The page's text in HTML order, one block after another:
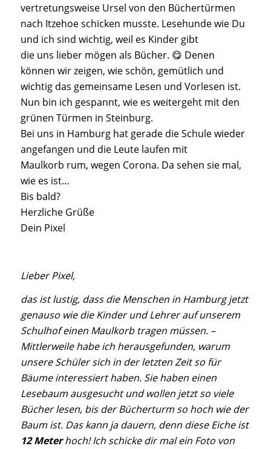
vertretungsweise Ursel von den Büchertürmen
nach Itzehoe schicken musste. Lesehunde wie Du
und ich sind wichtig, weil es Kinder gibt
die uns lieber mögen als Bücher. 😋 Denen
können wir zeigen, wie schön, gemütlich und
wichtig das gemeinsame Lesen und Vorlesen ist.
Nun bin ich gespannt, wie es weitergeht mit den
grünen Türmen in Steinburg.
Bei uns in Hamburg hat gerade die Schule wieder
angefangen und die Leute laufen mit
Maulkorb rum, wegen Corona. Da sehen sie mal,
wie es ist…
Bis bald?
Herzliche Grüße
Dein Pixel
Lieber Pixel,
das ist lustig, dass die Menschen in Hamburg jetzt
genauso wie die Kinder und Lehrer auf unserem
Schulhof einen Maulkorb tragen müssen. –
Mittlerweile habe ich herausgefunden, warum
unsere Schüler sich in der letzten Zeit so für
Bäume interessiert haben. Sie haben einen
Lesebaum ausgesucht und wollen jetzt so viele
Bücher lesen, bis der Bücherturm so hoch wie der
Baum ist. Das kann ja dauern, denn diese Eiche ist
12 Meterhoch! Ich schicke dir mal ein Foto von